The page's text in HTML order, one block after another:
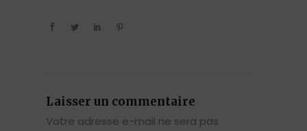
Laisser un commentaire
Votre adresse e-mail ne sera pas